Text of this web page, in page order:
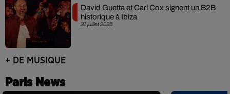
31 juillet 2026
David Guetta et Carl Cox signent un B2B
historique à Ibiza
+ DE MUSIQUE
Paris News